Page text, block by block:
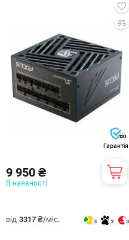
120
Гарантія
9 950 ₴
В наявності
від 3317 ₴/міс. 3 3 3